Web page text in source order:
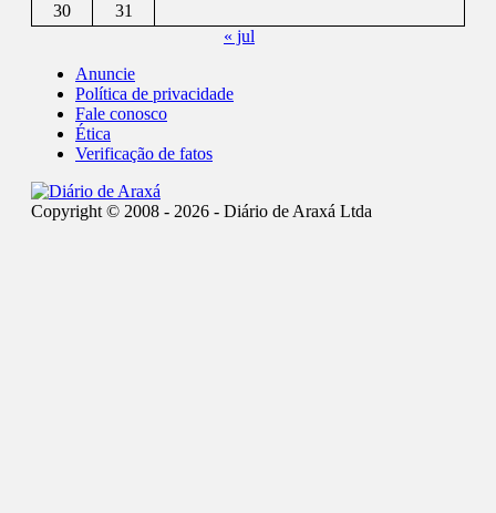
30
31
« jul
Anuncie
Política de privacidade
Fale conosco
Ética
Verificação de fatos
Copyright © 2008 - 2026 - Diário de Araxá Ltda